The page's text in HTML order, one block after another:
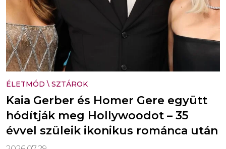
ÉLETMÓD \ SZTÁROK
Kaia Gerber és Homer Gere együtt
hódítják meg Hollywoodot – 35
évvel szüleik ikonikus románca után